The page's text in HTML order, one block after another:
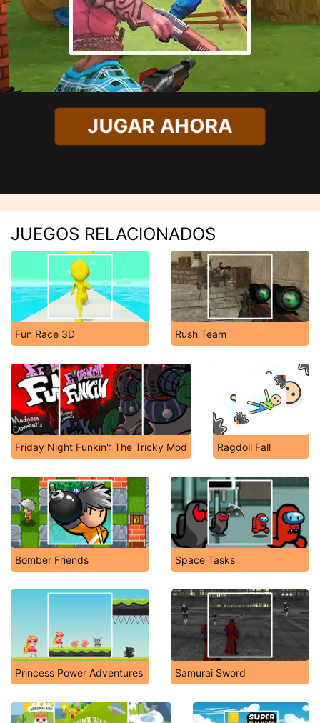
JUGAR AHORA
JUEGOS RELACIONADOS
Fun Race 3D Rush Team
Friday Night Funkin': The Tricky Mod Ragdoll Fall
Bomber Friends Space Tasks
Princess Power Adventures Samurai Sword